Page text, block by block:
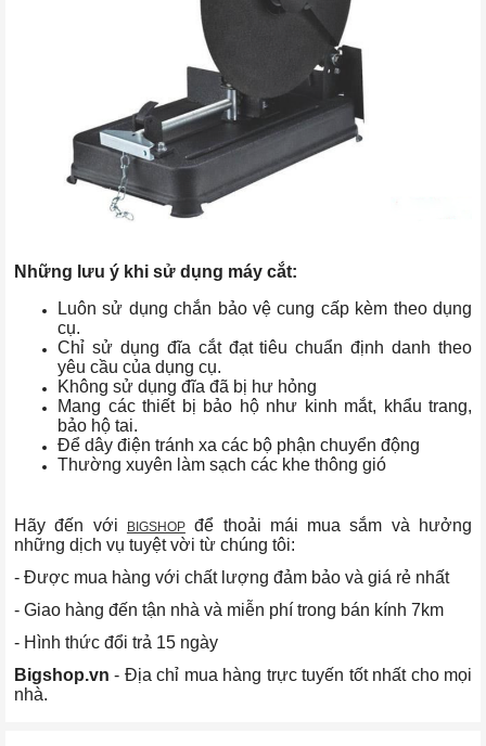
Những lưu ý khi sử dụng máy cắt:
Luôn sử dụng chắn bảo vệ cung cấp kèm theo dụng
cụ.
Chỉ sử dụng đĩa cắt đạt tiêu chuẩn định danh theo
yêu cầu của dụng cụ.
Không sử dụng đĩa đã bị hư hỏng
Mang các thiết bị bảo hộ như kinh mắt, khẩu trang,
bảo hộ tai.
Để dây điện tránh xa các bộ phận chuyển động
Thường xuyên làm sạch các khe thông gió
Hãy đến với BIGSHOPđể thoải mái mua sắm và hưởng
những dịch vụ tuyệt vời từ chúng tôi:
- Được mua hàng với chất lượng đảm bảo và giá rẻ nhất
- Giao hàng đến tận nhà và miễn phí trong bán kính 7km
- Hình thức đổi trả 15 ngày
Bigshop.vn - Địa chỉ mua hàng trực tuyến tốt nhất cho mọi
nhà.